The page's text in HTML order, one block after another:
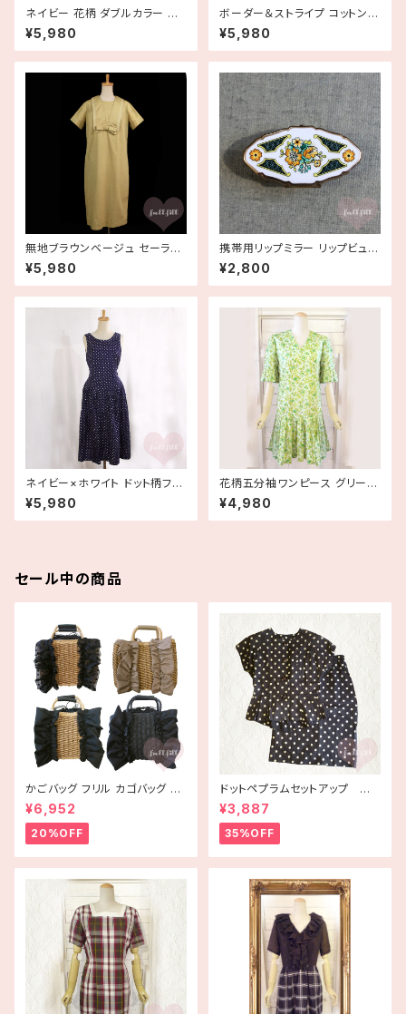
ネイビー 花柄 ダブルカラー 半
袖シフォンワンピース 紺 二重襟
古着
¥5,980
ボーダー＆ストライプ コットンリ
ネン フレンチスリーブワンピー
ス 古着
¥5,980
無地ブラウンベージュ セーラー
風 半袖コットンシャツワンピー
ス 古着
¥5,980
携帯用リップミラー リップビュー
リップケース 鏡【Stratton スト
ラットン】
¥2,800
ネイビー×ホワイト ドット柄フレ
アワンピース 水玉 ウエストリボ
ン 古着
¥5,980
花柄五分袖ワンピース グリーン
古着
¥4,980
セール中の商品
かごバッグ フリル カゴバッグ ba
g 手編み ハンドメイド
¥6,952
20%OFF
ドットペプラムセットアップ 古
着
¥3,887
35%OFF